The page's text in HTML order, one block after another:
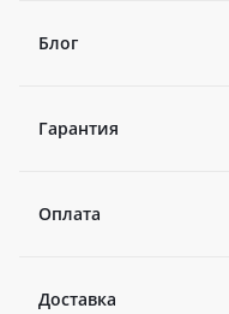
Блог
Гарантия
Оплата
Доставка